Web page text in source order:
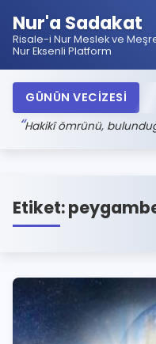
Nur'a Sadakat
Risale-i Nur Meslek ve
Nur Eksenli Platform
GÜNÜN VECİZESİ
Hakikî ömrünü,
Etiket: